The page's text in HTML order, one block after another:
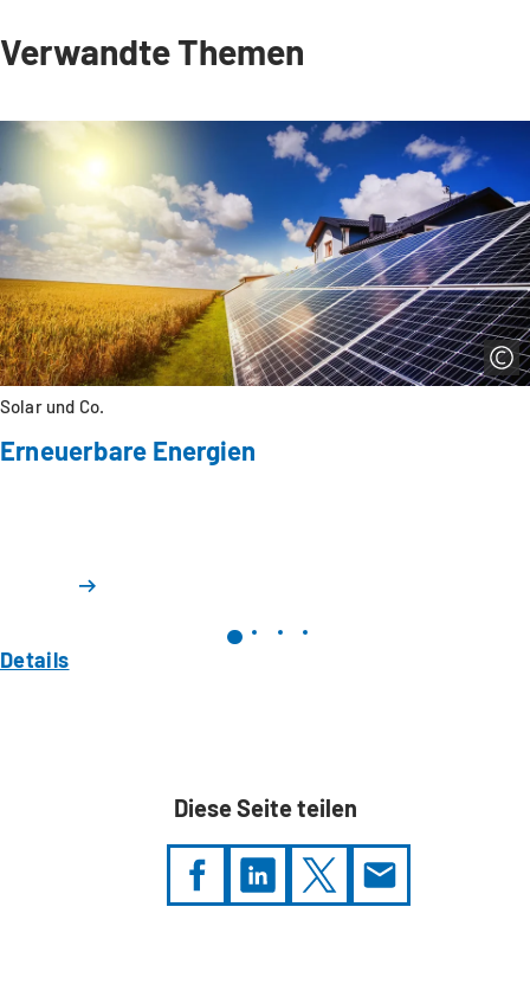
Verwandte Themen
Solar und Co.
Erneuerbare Energien
Details
Diese Seite teilen